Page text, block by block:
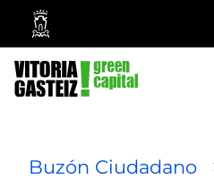
Ayuntamiento
Vitoria-
Gasteiz
Buzón Ciudadano